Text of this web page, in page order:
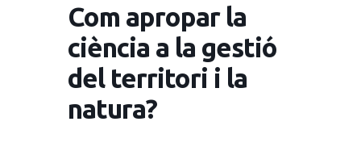
Com apropar la
ciència a la gestió
del territori i la
natura?